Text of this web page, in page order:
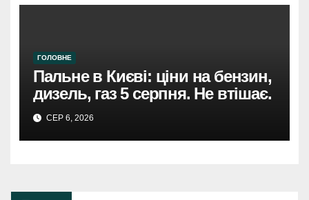
ГОЛОВНЕ
Пальне в Києві: ціни на бензин,
дизель, газ 5 серпня. Не втішає.
СЕР 6, 2026